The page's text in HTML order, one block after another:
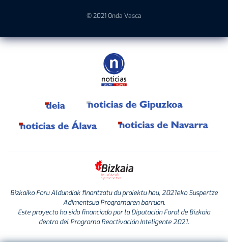
© 2021 Onda Vasca
Bizkaiko Foru Aldundiak finantzatu du proiektu hau, 2021eko Suspertze
Adimentsua Programaren barruan.
Este proyecto ha sido financiado por la Diputación Foral de Bizkaia
dentro del Programa Reactivación Inteligente 2021.